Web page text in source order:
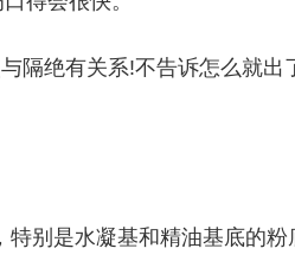
隔绝有关系!不告诉怎么就出
别是水凝基和精油基底的粉